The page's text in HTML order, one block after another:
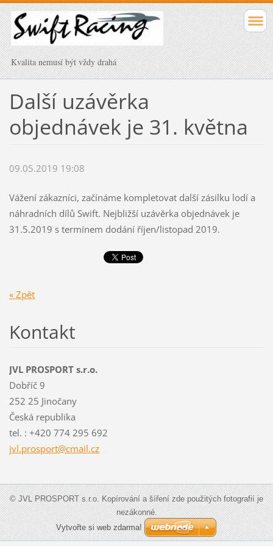
Kvalita nemusí být vždy drahá
Další uzávěrka
objednávek je 31. května
09.05.2019 19:08
Vážení zákazníci, začínáme kompletovat další zásilku lodí a
náhradních dílů Swift. Nejbližší uzávěrka objednávek je
31.5.2019 s termínem dodání říjen/listopad 2019.
« Zpět
Kontakt
JVL PROSPORT s.r.o.
Dobříč 9
252 25 Jinočany
Česká republika
tel. : +420 774 295 692
jvl.prosport@cmail.cz
© JVL PROSPORT s.r.o. Kopírování a šíření zde použitých fotografií je
nezákonné.
Vytvořte si web zdarma!